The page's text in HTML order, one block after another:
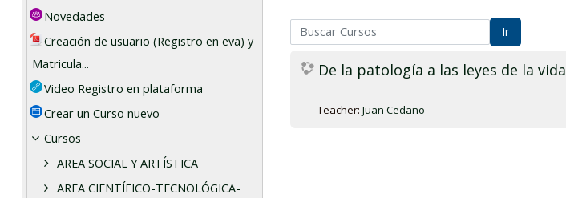
Buscar Cursos Ir
De la patología a las leyes de la vida
Teacher: Juan Cedano
Novedades
Creación de usuario (Registro en eva) y
Matricula...
Video Registro en plataforma
Crear un Curso nuevo
Cursos
AREA SOCIAL Y ARTÍSTICA
AREA CIENTÍFICO-TECNOLÓGICA-